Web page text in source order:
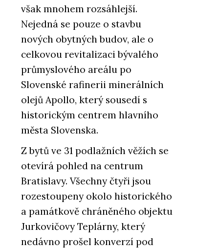
však mnohem rozsáhlejší.
Nejedná se pouze o stavbu
nových obytných budov, ale o
celkovou revitalizaci bývalého
průmyslového areálu po
Slovenské rafinerii minerálních
olejů Apollo, který sousedí s
historickým centrem hlavního
města Slovenska.
Z bytů ve 31 podlažních věžích se
otevírá pohled na centrum
Bratislavy. Všechny čtyři jsou
rozestoupeny okolo historického
a památkově chráněného objektu
Jurkovičovy Teplárny, který
nedávno prošel konverzí pod